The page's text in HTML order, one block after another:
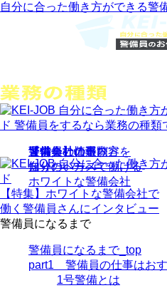
自分に合った働き方ができる警
警備員の仕事内容を
知りたい方へ
警備会社の選び方
警備会社の一覧
【特集】
自分のペースで働ける
ホワイトな警備会社
運営会社情報
【特集】 ホワイトな警備会社で
働く警備員さんにインタビュー
警備員になるまで
警備員になるまで_top
part1 警備員の仕事はおす
1号警備とは